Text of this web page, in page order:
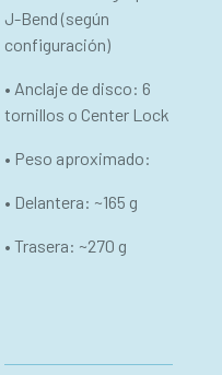
J-Bend (según
configuración)
• Anclaje de disco: 6
tornillos o Center Lock
• Peso aproximado:
• Delantera: ~165 g
• Trasera: ~270 g